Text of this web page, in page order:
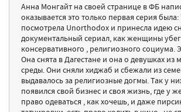
Анна Монгайт на своей странице в ФБ
оказывается это только первая серия
посмотрела Unorthodox и принесла идею
документальный сериал, как женщины
консервативного , религиозного социума.
Она снята в Дагестане и она о девушках из
среды. Они сняли хиджаб и сбежали из
выдавалось за религиозные догмы. Так у
появился свой бизнес и своя жизнь, где у
право одеваться , как хочешь, и даже